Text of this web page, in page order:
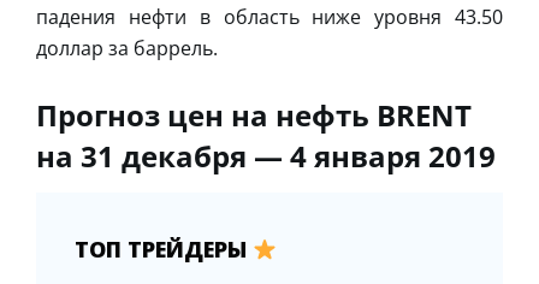
падения нефти в область ниже уровня 43.50
доллар за баррель.
Прогноз цен на нефть BRENT
на 31 декабря — 4 января 2019
ТОП ТРЕЙДЕРЫ